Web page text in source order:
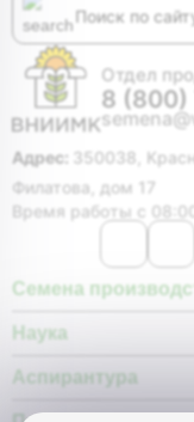
Отдел
8
Адрес: 350038,
Филатова, дом 17
Время работы с
Семена
Наука
Аспирантура